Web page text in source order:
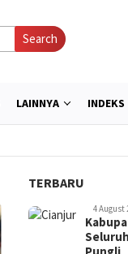
Search
LAINNYA INDEKS
LAZ Darul Hikam
Gratis Berkualitas
TERBARU
4 August